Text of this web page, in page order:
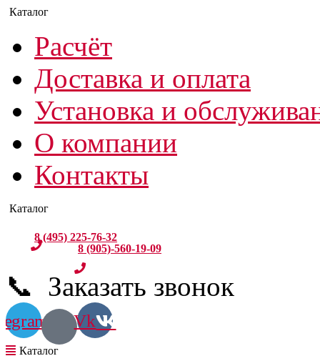
Расчёт
Доставка и оплата
Установка и
О компании
Контакты
8 (495) 225-76-32
8 (905)-560-19-09
📞 Заказать звонок
Vk